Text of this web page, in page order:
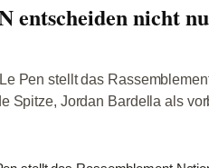
entscheiden nicht
Pen stellt das
Spitze, Jordan Bardella als